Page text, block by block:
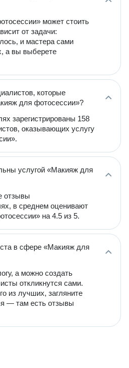
может стоить
от задачи:
и мастера сами
а вы выберете
которые
для фотосессии»?
зарегистрированы 158
оказывающих услугу
услугой «Макияж для
отзывы
в среднем оценивают
на 4.5 из 5.
в сфере «Макияж для
а можно создать
откликнутся сами.
из лучших, загляните
— там есть отзывы